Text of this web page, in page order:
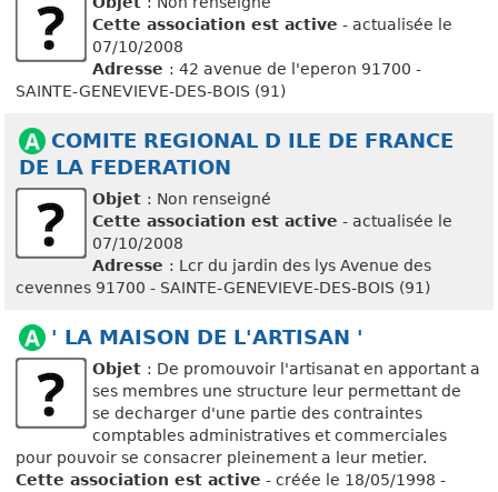
Cette association est active - actualisée le
07/10/2008
Adresse : 42 avenue de l'eperon 91700 -
SAINTE-GENEVIEVE-DES-BOIS (91)
COMITE REGIONAL D ILE DE FRANCE
DE LA FEDERATION
Objet : Non renseigné
Cette association est active - actualisée le
07/10/2008
Adresse : Lcr du jardin des lys Avenue des
cevennes 91700 - SAINTE-GENEVIEVE-DES-BOIS (91)
' LA MAISON DE L'ARTISAN '
Objet : De promouvoir l'artisanat en apportant a
ses membres une structure leur permettant de
se decharger d'une partie des contraintes
comptables administratives et commerciales
pour pouvoir se consacrer pleinement a leur metier.
Cette association est active - créée le 18/05/1998 -